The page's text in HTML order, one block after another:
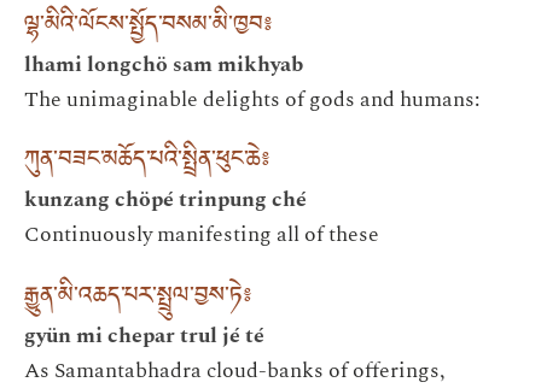
ལྷ་མིའི་ལོངས་སྤྱོད་བསམ་མི་ཁྱབ༔
lhami longchö sam mikhyab
The unimaginable delights of gods and humans:
ཀུན་བཟང་མཆོད་པའི་སྤྲིན་ཕུང་ཆེ༔
kunzang chöpé trinpung ché
Continuously manifesting all of these
རྒྱུན་མི་འཆད་པར་སྤྲུལ་བྱས་ཏེ༔
gyün mi chepar trul jé té
As Samantabhadra cloud-banks of offerings,